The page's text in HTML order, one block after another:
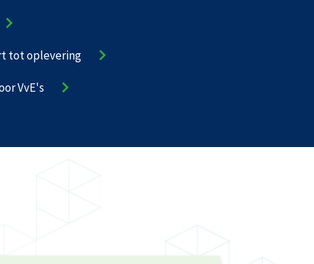
tot oplevering
VvE's